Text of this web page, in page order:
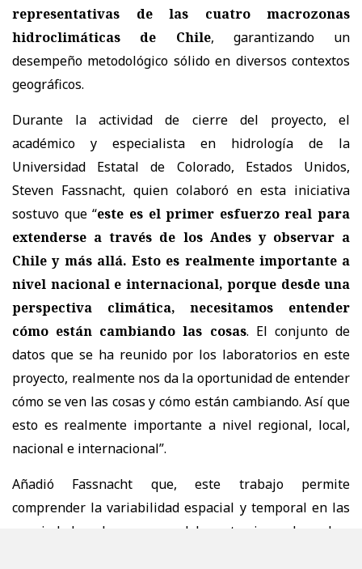
representativas de las cuatro macrozonas
hidroclimáticas de Chile, garantizando un
desempeño metodológico sólido en diversos contextos
geográficos.
Durante la actividad de cierre del proyecto, el
académico y especialista en hidrología de la
Universidad Estatal de Colorado, Estados Unidos,
Steven Fassnacht, quien colaboró en esta iniciativa
sostuvo que “este es el primer esfuerzo real para
extenderse a través de los Andes y observar a
Chile y más allá. Esto es realmente importante a
nivel nacional e internacional, porque desde una
perspectiva climática, necesitamos entender
cómo están cambiando las cosas. El conjunto de
datos que se ha reunido por los laboratorios en este
proyecto, realmente nos da la oportunidad de entender
cómo se ven las cosas y cómo están cambiando. Así que
esto es realmente importante a nivel regional, local,
nacional e internacional”.
Añadió Fassnacht que, este trabajo permite
comprender la variabilidad espacial y temporal en las
propiedades y los procesos del manto nivoso, lo cual es